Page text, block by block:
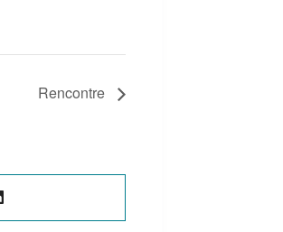
Rencontre